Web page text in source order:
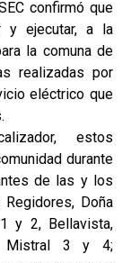
confirmó que
y ejecutar, a la
la comuna de
realizadas por
eléctrico que
estos
durante
de las y los
Doña
y 2, Bellavista,
Mistral 3 y 4;